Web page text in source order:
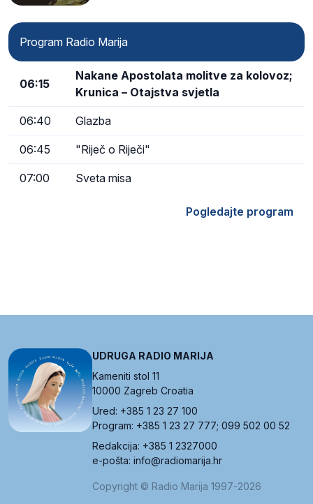
Program Radio Marija
06:15
Nakane Apostolata molitve za kolovoz;
Krunica – Otajstva svjetla
06:40 Glazba
06:45 "Riječ o Riječi"
07:00 Sveta misa
Pogledajte program
UDRUGA RADIO MARIJA
Kameniti stol 11
10000 Zagreb Croatia
Ured: +385 1 23 27 100
Program: +385 1 23 27 777; 099 502 00 52
Redakcija: +385 1 2327000
e-pošta: info@radiomarija.hr
Copyright © Radio Marija 1997-2026